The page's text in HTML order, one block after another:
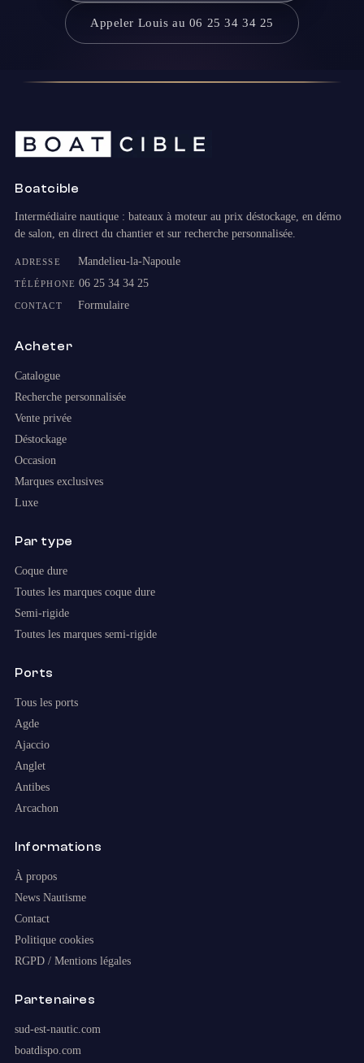
Appeler Louis au 06 25 34 34 25
Boatcible
Intermédiaire nautique : bateaux à moteur au prix déstockage, en démo
de salon, en direct du chantier et sur recherche personnalisée.
ADRESSE Mandelieu-la-Napoule
TÉLÉPHONE 06 25 34 34 25
CONTACT Formulaire
Acheter
Catalogue
Recherche personnalisée
Vente privée
Déstockage
Occasion
Marques exclusives
Luxe
Par type
Coque dure
Toutes les marques coque dure
Semi-rigide
Toutes les marques semi-rigide
Ports
Tous les ports
Agde
Ajaccio
Anglet
Antibes
Arcachon
Informations
À propos
News Nautisme
Contact
Politique cookies
RGPD / Mentions légales
Partenaires
sud-est-nautic.com
boatdispo.com